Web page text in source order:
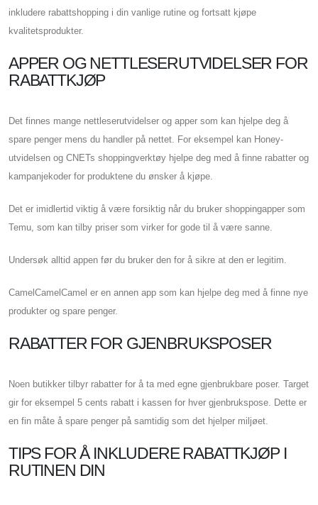
inkludere rabattshopping i din vanlige rutine og fortsatt kjøpe
kvalitetsprodukter.
APPER OG NETTLESERUTVIDELSER FOR
RABATTKJØP
Det finnes mange nettleserutvidelser og apper som kan hjelpe deg å
spare penger mens du handler på nettet. For eksempel kan Honey-
utvidelsen og CNETs shoppingverktøy hjelpe deg med å finne rabatter og
kampanjekoder for produktene du ønsker å kjøpe.
Det er imidlertid viktig å være forsiktig når du bruker shoppingapper som
Temu, som kan tilby priser som virker for gode til å være sanne.
Undersøk alltid appen før du bruker den for å sikre at den er legitim.
CamelCamelCamel er en annen app som kan hjelpe deg med å finne nye
produkter og spare penger.
RABATTER FOR GJENBRUKSPOSER
Noen butikker tilbyr rabatter for å ta med egne gjenbrukbare poser. Target
gir for eksempel 5 cents rabatt i kassen for hver gjenbrukspose. Dette er
en fin måte å spare penger på samtidig som det hjelper miljøet.
TIPS FOR Å INKLUDERE RABATTKJØP I
RUTINEN DIN